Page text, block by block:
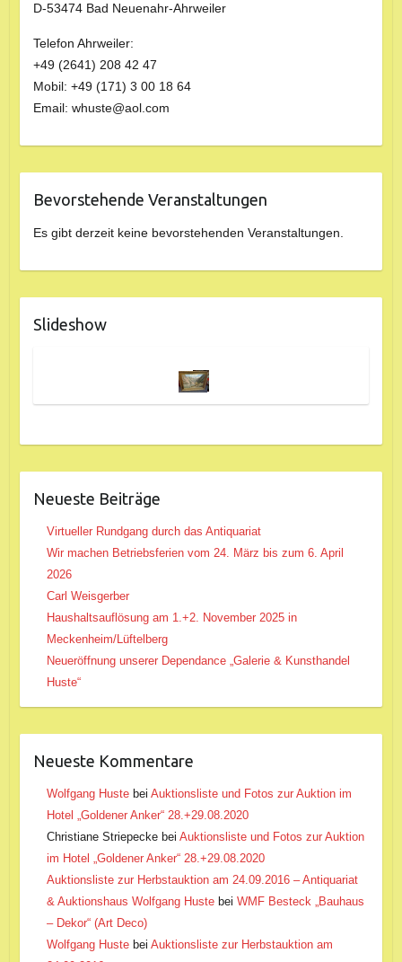
D-53474 Bad Neuenahr-Ahrweiler
Telefon Ahrweiler:
+49 (2641) 208 42 47
Mobil: +49 (171) 3 00 18 64
Email: whuste@aol.com
Bevorstehende Veranstaltungen
Es gibt derzeit keine bevorstehenden Veranstaltungen.
Slideshow
Neueste Beiträge
Virtueller Rundgang durch das Antiquariat
Wir machen Betriebsferien vom 24. März bis zum 6. April
2026
Carl Weisgerber
Haushaltsauflösung am 1.+2. November 2025 in
Meckenheim/Lüftelberg
Neueröffnung unserer Dependance „Galerie & Kunsthandel
Huste“
Neueste Kommentare
Wolfgang Hustebei Auktionsliste und Fotos zur Auktion im
Hotel „Goldener Anker“ 28.+29.08.2020
Christiane Striepeckebei Auktionsliste und Fotos zur Auktion
im Hotel „Goldener Anker“ 28.+29.08.2020
Auktionsliste zur Herbstauktion am 24.09.2016 – Antiquariat
& Auktionshaus Wolfgang Hustebei WMF Besteck „Bauhaus
– Dekor“ (Art Deco)
Wolfgang Hustebei Auktionsliste zur Herbstauktion am